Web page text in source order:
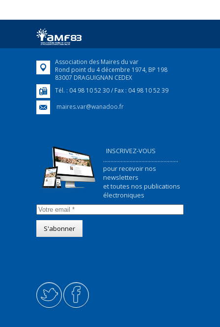
Association des Maires du var
Rond point du 4 décembre 1974, BP 198
83007 DRAGUIGNAN CEDEX
Tél. : 04 98 10 52 30 / Fax : 04 98 10 52 39
maires.var@wanadoo.fr
INSCRIVEZ-VOUS
...................................................
pour recevoir nos
newsletters
et toutes nos publications
électroniques